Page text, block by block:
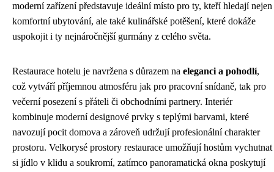
moderní zařízení představuje ideální místo pro ty, kteří hledají nejen
komfortní ubytování, ale také kulinářské potěšení, které dokáže
uspokojit i ty nejnáročnější gurmány z celého světa.
Restaurace hotelu je navržena s důrazem na eleganci a pohodlí,
což vytváří příjemnou atmosféru jak pro pracovní snídaně, tak pro
večerní posezení s přáteli či obchodními partnery. Interiér
kombinuje moderní designové prvky s teplými barvami, které
navozují pocit domova a zároveň udržují profesionální charakter
prostoru. Velkorysé prostory restaurace umožňují hostům vychutnat
si jídlo v klidu a soukromí, zatímco panoramatická okna poskytují